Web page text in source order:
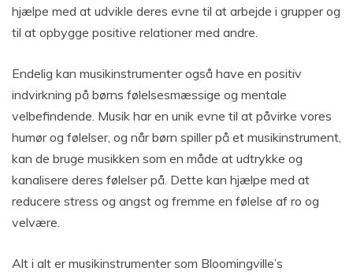
hjælpe med at udvikle deres evne til at arbejde i grupper og
til at opbygge positive relationer med andre.
Endelig kan musikinstrumenter også have en positiv
indvirkning på børns følelsesmæssige og mentale
velbefindende. Musik har en unik evne til at påvirke vores
humør og følelser, og når børn spiller på et musikinstrument,
kan de bruge musikken som en måde at udtrykke og
kanalisere deres følelser på. Dette kan hjælpe med at
reducere stress og angst og fremme en følelse af ro og
velvære.
Alt i alt er musikinstrumenter som Bloomingville’s